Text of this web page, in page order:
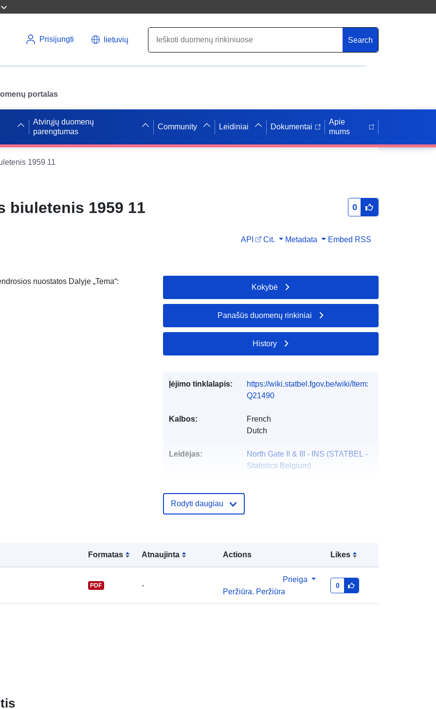
Prisijungti lietuvių Search
portalas
Atvirųjų duomenų
parengtumas
Community Leidiniai Dokumentai
Apie
mums
1959 11
biuletenis 1959 11 0
API Cit. Metadata Embed RSS
nuostatos Dalyje „Tema“:
Formatas Atnaujinta Actions Likes
PDF -
Prieiga
Peržiūra. Peržiūra
0
Kokybė
Panašūs duomenų rinkiniai
History
Įėjimo tinklalapis:
https://wiki.statbel.fgov.be/wiki/Item:
Q21490
Kalbos:
French
Dutch
Leidėjas:
North Gate II & III - INS (STATBEL -
Statistics Belgium)
punktas:
Statistics Belgium)
El. paštas:
mailto:statbel@economie.fgov.be
URL: https://statbel.fgov.be/en
https://statbel.fgov.be/fr
Rodyti daugiau